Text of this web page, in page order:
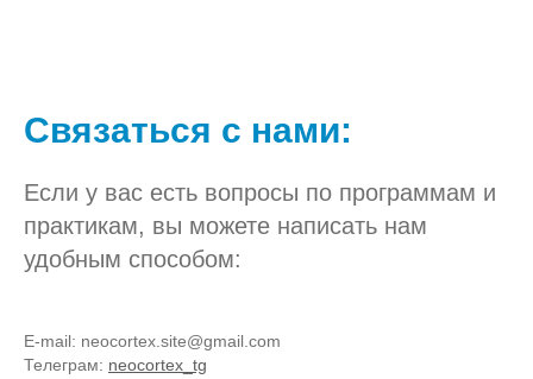
Связаться с нами:
Если у вас есть вопросы по программам и
практикам, вы можете написать нам
удобным способом:
E-mail: neocortex.site@gmail.com
Телеграм: neocortex_tg